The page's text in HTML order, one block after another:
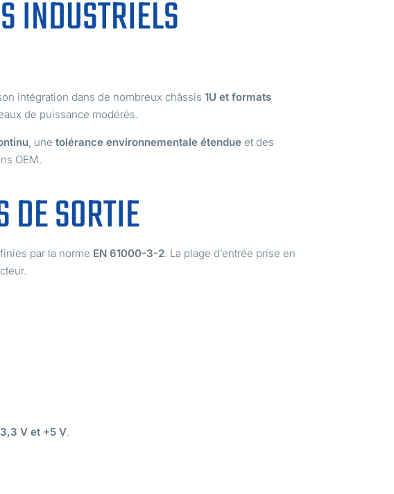
INDUSTRIELS
intégration dans de nombreux châssis1U et formats
de puissance modérés.
, unetolérance environnementale étendue et des
OEM.
DE SORTIE
par la norme EN 61000-3-2. La plage d’entrée prise en
V et +5 V.